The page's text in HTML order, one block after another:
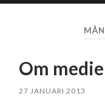
på/av
Om
27 JANUARI 2013